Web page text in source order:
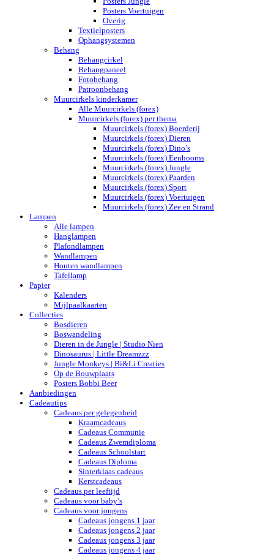
Posters Voertuigen
Overig
Textielposters
Ophangsystemen
Behang
Behangcirkel
Behangpaneel
Fotobehang
Patroonbehang
Muurcirkels kinderkamer
Alle Muurcirkels (forex)
Muurcirkels (forex) per thema
Muurcirkels (forex) Boerderij
Muurcirkels (forex) Dieren
Muurcirkels (forex) Dino’s
Muurcirkels (forex) Eenhoorns
Muurcirkels (forex) Jungle
Muurcirkels (forex) Paarden
Muurcirkels (forex) Sport
Muurcirkels (forex) Voertuigen
Muurcirkels (forex) Zee en Strand
Lampen
Alle lampen
Hanglampen
Plafondlampen
Wandlampen
Houten wandlampen
Tafellamp
Papier
Kalenders
Mijlpaalkaarten
Collecties
Bosdieren
Boswandeling
Dieren in de Jungle | Studio Nien
Dinosaurus | Little Dreamzzz
Jungle Monkeys | Bi&Li Creaties
Op de Bouwplaats
Posters Bobbi Beer
Aanbiedingen
Cadeautips
Cadeaus per gelegenheid
Kraamcadeaus
Cadeaus Communie
Cadeaus Zwemdiploma
Cadeaus Schoolstart
Cadeaus Diploma
Sinterklaas cadeaus
Kerstcadeaus
Cadeaus per leeftijd
Cadeaus voor baby’s
Cadeaus voor jongens
Cadeaus jongens 1 jaar
Cadeaus jongens 2 jaar
Cadeaus jongens 3 jaar
Cadeaus jongens 4 jaar